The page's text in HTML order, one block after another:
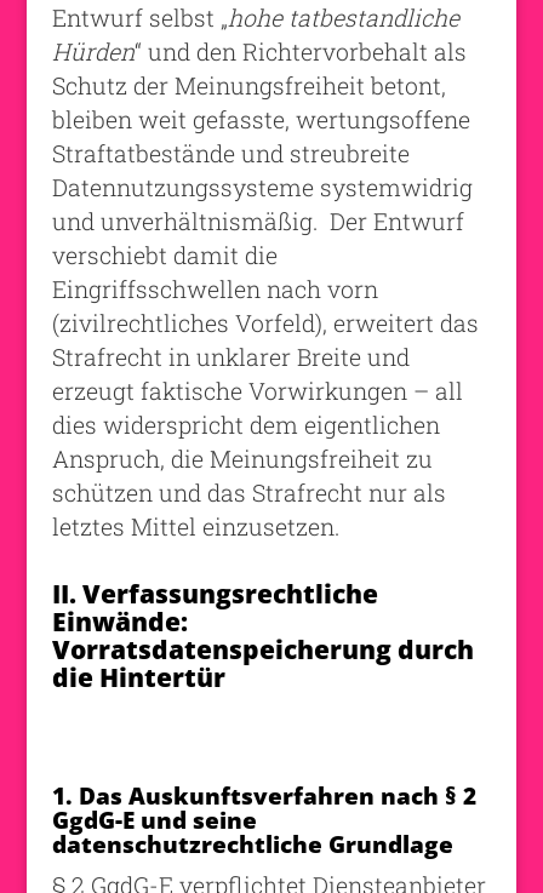
Entwurf selbst „hohe tatbestandliche
Hürden“ und den Richtervorbehalt als
Schutz der Meinungsfreiheit betont,
bleiben weit gefasste, wertungsoffene
Straftatbestände und streubreite
Datennutzungssysteme systemwidrig
und unverhältnismäßig. Der Entwurf
verschiebt damit die
Eingriffsschwellen nach vorn
(zivilrechtliches Vorfeld), erweitert das
Strafrecht in unklarer Breite und
erzeugt faktische Vorwirkungen – all
dies widerspricht dem eigentlichen
Anspruch, die Meinungsfreiheit zu
schützen und das Strafrecht nur als
letztes Mittel einzusetzen.
II. Verfassungsrechtliche
Einwände:
Vorratsdatenspeicherung durch
die Hintertür
1. Das Auskunftsverfahren nach § 2
GgdG-E und seine
datenschutzrechtliche Grundlage
§ 2 GgdG-E verpflichtet Diensteanbieter